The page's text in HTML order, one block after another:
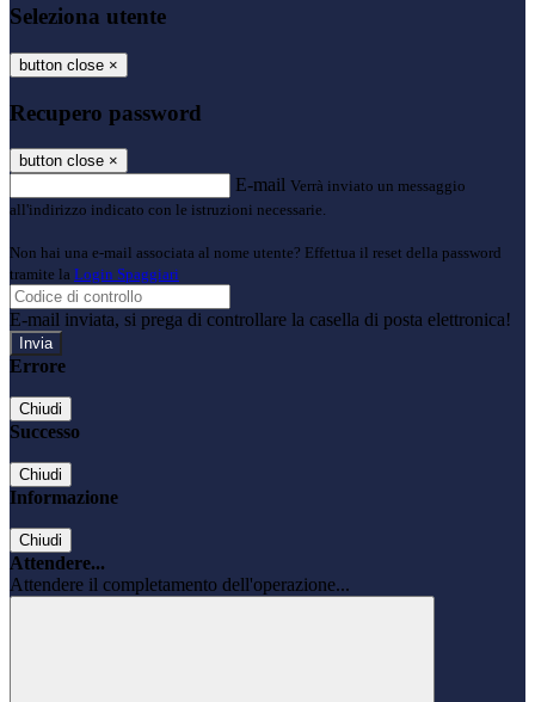
Seleziona utente
button close ×
Recupero password
button close ×
E-mail Verrà inviato un messaggio
all'indirizzo indicato con le istruzioni necessarie.
Non hai una e-mail associata al nome utente? Effettua il reset della password
tramite la Login Spaggiari
E-mail inviata, si prega di controllare la casella di posta elettronica!
Errore
Chiudi
Successo
Chiudi
Informazione
Chiudi
Attendere...
Attendere il completamento dell'operazione...